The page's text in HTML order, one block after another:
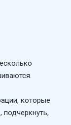
которые
подчеркнуть,